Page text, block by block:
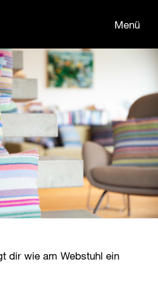
Menü
dir wie am Webstuhl ein